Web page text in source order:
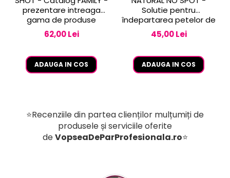
prezentare intreaga
gama de produse
62,00 Lei
ADAUGA IN COS
Solutie pentru
îndepartarea petelor de
vopsea de pe piele 250
ml
45,00 Lei
ADAUGA IN COS
⭐Recenziile din partea clienților mulțumiți de
produsele și serviciile oferite
deVopseaDeParProfesionala.ro⭐